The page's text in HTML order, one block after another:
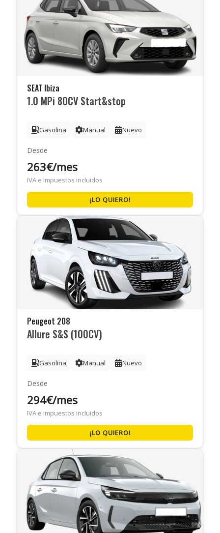
SEAT Ibiza
1.0 MPi 80CV Start&stop
Gasolina Manual Nuevo
Desde
263€/mes
IVA e impuestos incluidos
¡LO QUIERO!
Peugeot 208
Allure S&S (100CV)
Gasolina Manual Nuevo
Desde
294€/mes
IVA e impuestos incluidos
¡LO QUIERO!